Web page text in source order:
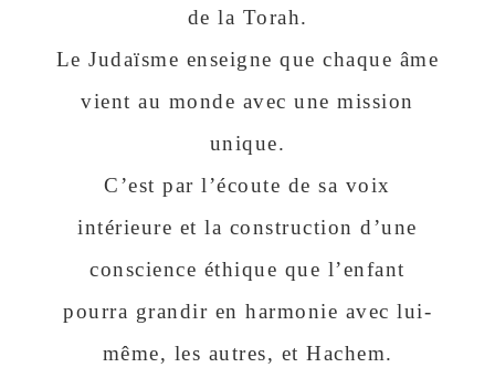
de la Torah.
Le Judaïsme enseigne que chaque âme
vient au monde avec une mission
unique.
C’est par l’écoute de sa voix
intérieure et la construction d’une
conscience éthique que l’enfant
pourra grandir en harmonie avec lui-
même, les autres, et Hachem.